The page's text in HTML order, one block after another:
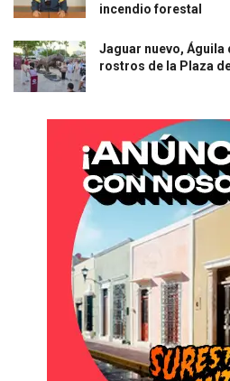
incendio forestal
Jaguar nuevo,
rostros de la Plaza